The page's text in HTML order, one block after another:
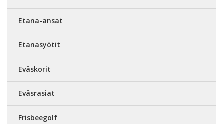
Etana-ansat
Etanasyötit
Eväskorit
Eväsrasiat
Frisbeegolf